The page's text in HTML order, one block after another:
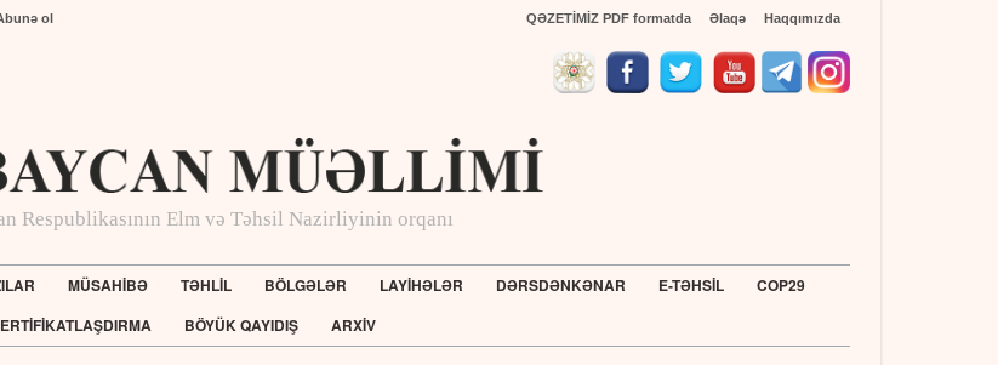
QƏZETİMİZ PDF formatda Əlaqə Haqqımızda
ol
Respublikasının Elm və Təhsil Nazirliyinin orqanı
MÜSAHİBƏ TƏHLİL BÖLGƏLƏR LAYİHƏLƏR DƏRSDƏNKƏNAR E-TƏHSİL
COP29
BÖYÜK QAYIDIŞ ARXİV